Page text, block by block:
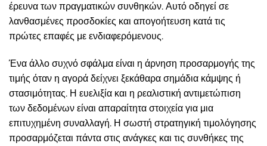
έρευνα των πραγματικών συνθηκών. Αυτό οδηγεί σε
λανθασμένες προσδοκίες και απογοήτευση κατά τις
πρώτες επαφές με ενδιαφερόμενους.
Ένα άλλο συχνό σφάλμα είναι η άρνηση προσαρμογής της
τιμής όταν η αγορά δείχνει ξεκάθαρα σημάδια κάμψης ή
στασιμότητας. Η ευελιξία και η ρεαλιστική αντιμετώπιση
των δεδομένων είναι απαραίτητα στοιχεία για μια
επιτυχημένη συναλλαγή. Η σωστή στρατηγική τιμολόγησης
προσαρμόζεται πάντα στις ανάγκες και τις συνθήκες της